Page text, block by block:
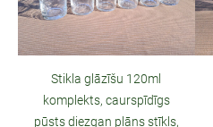
Stikla glāzīšu 120ml
komplekts, caurspīdīgs
pūsts diezgan plāns stīkls,